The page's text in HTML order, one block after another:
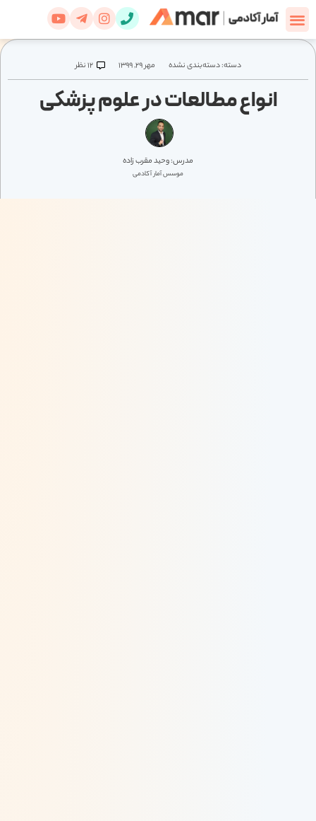
دسته:دسته‌بندی نشده مهر ۲۹, ۱۳۹۹ 12 نظر
انواع مطالعات در علوم پزشکی
مدرس: وحید مقرب زاده
موسس آمار آکادمی